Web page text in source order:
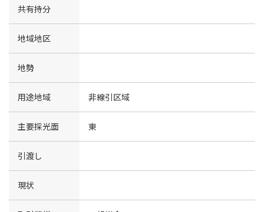
共有持分
地域地区
地勢
用途地域 非線引区域
主要採光面 東
引渡し
現状